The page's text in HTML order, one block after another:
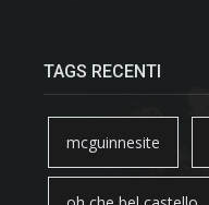
TAGS RECENTI
mcguinnesite